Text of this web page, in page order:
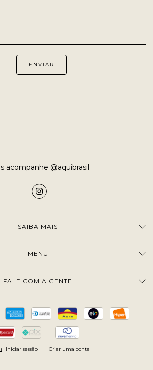
acompanhe @aquibrasil_
SAIBA MAIS
MENU
FALE COM A GENTE
Iniciar sessão | Criar uma conta